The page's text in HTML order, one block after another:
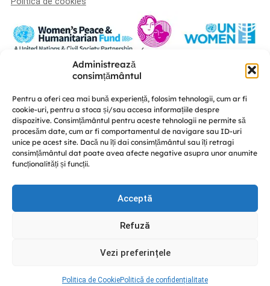
Administrează
consimțământul
Pentru a oferi cea mai bună experiență, folosim tehnologii, cum ar fi
cookie-uri, pentru a stoca și/sau accesa informațiile despre
dispozitive. Consimțământul pentru aceste tehnologii ne permite să
procesăm date, cum ar fi comportamentul de navigare sau ID-uri
unice pe acest site. Dacă nu îți dai consimțământul sau îți retragi
consimțământul dat poate avea afecte negative asupra unor anumite
funcționalități și funcții.
Acceptă
Refuză
Vezi preferințele
Politica de CookiePolitică de confidențialitate
Această platformă a fost realizată în cadrul proiectului „U-POWER –
consolidare a păcii” este implementat de A.O. „Femei pentru Femei” în
parteneriat cu Centrul de educație nonformală „Diversitate” și CRISP –
Conflict Simulation, cu susținerea UN Women Moldova și finanțat de Fondul
Femeilor pentru Pace și Asistență Umanitară.
Discută cu noi
and Terms of Service